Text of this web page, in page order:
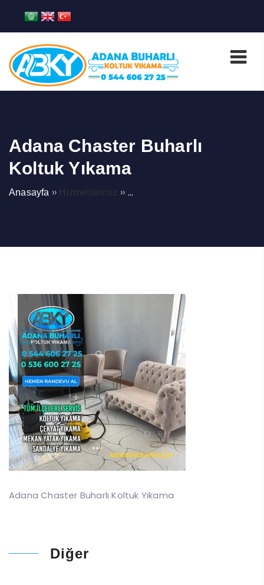
Adana Chaster Buharlı
Koltuk Yıkama
Anasayfa ›› Hizmetlerimiz ›› Çukurova Buharlı Koltuk
Adana Chaster Buharlı Koltuk Yıkama
Diğer